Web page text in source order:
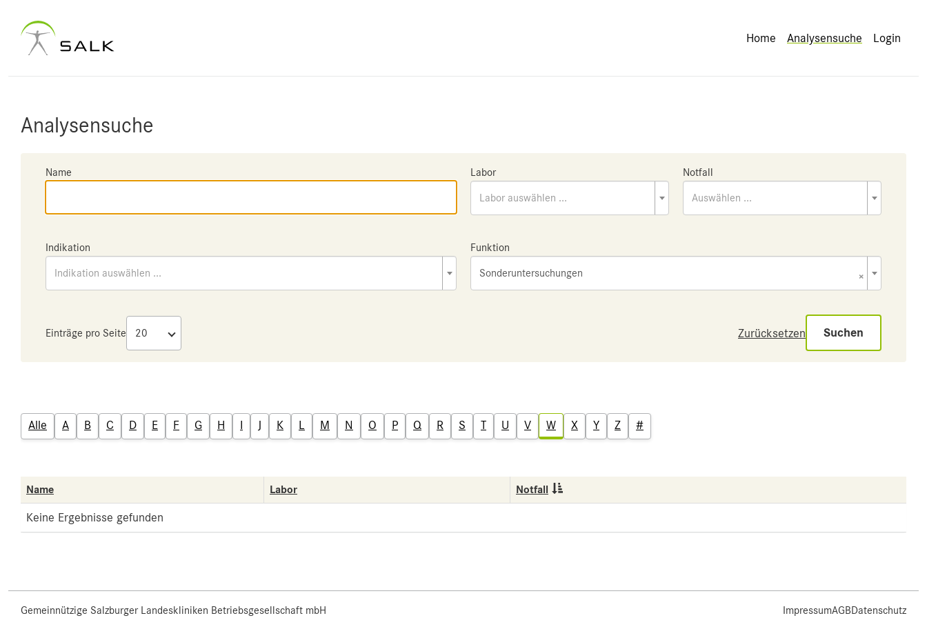
Home Analysensuche Login
Analysensuche
Name Labor
Labor auswählen ...
Notfall
Auswählen ...
Indikation
Indikation auswählen ...
Funktion
×
Sonderuntersuchungen
Einträge pro Seite Zurücksetzen Suchen
Alle A B C D E F G H I J K L M N O P Q R S T U V W X Y Z #
Name Labor Notfall
Keine Ergebnisse gefunden
Gemeinnützige Salzburger Landeskliniken Betriebsgesellschaft mbH ImpressumAGBDatenschutz